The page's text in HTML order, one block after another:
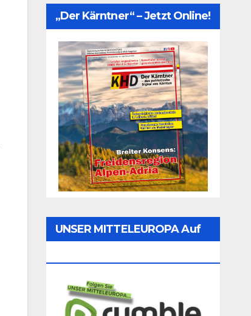
„Der Kärntner“ – Jetzt Online!
UNSER MITTELEUROPA Auf